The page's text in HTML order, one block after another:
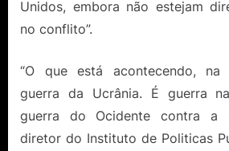
Unidos, embora não estejam
no conflito”.
“O que está acontecendo,
guerra da Ucrânia. É guerra
guerra do Ocidente contra a
diretor do Instituto de Politicas